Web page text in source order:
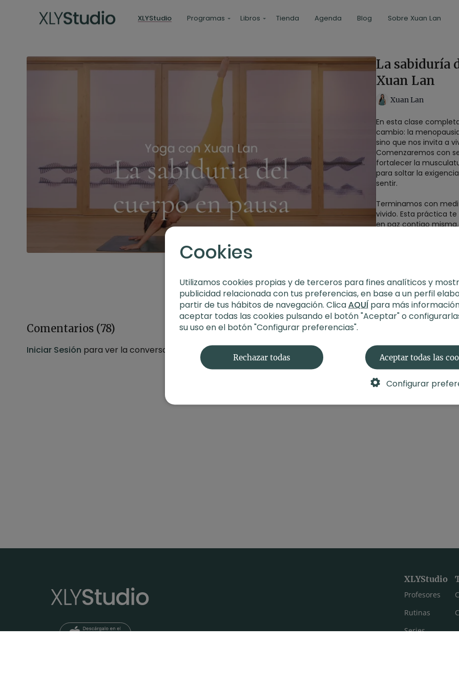
XLYStudio Programas Libros Tienda Agenda Blog Sobre Xuan Lan
La sabiduría
Xuan Lan
Xuan Lan
En esta clase
cambio: la
sino que nos invita a
Comenzaremos con
fortalecer la
para soltar la
sentir.
Terminamos con
vivido. Esta práctica
en paz contigo misma.
Intensidad : 3
Material: sin
Enfoque: movilizar
Propósito: Pausa
Contenido
Comentarios (78)
Iniciar Sesión para ver la conversación
XLYStudio
Profesores
Rutinas
Series
Cookies
Utilizamos cookies propias y de terceros para fines analíticos y
publicidad relacionada con tus preferencias, en base a un perfil
partir de tus hábitos de navegación. ClicaAQUÍpara más
aceptar todas las cookies pulsando el botón "Aceptar" o
su uso en el botón "Configurar preferencias".
Rechazar todas Aceptar todas las
Configurar